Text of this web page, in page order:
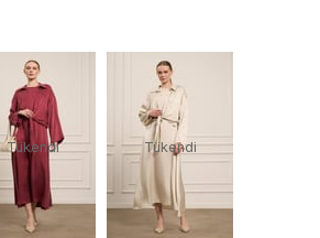
Tükendi Tükendi